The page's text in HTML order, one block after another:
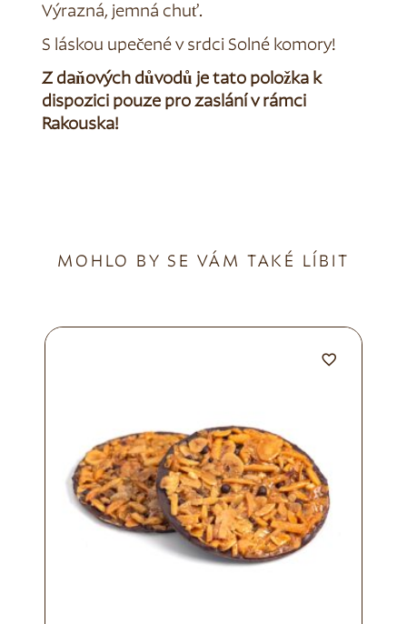
Výrazná, jemná chuť.
S láskou upečené v srdci Solné komory!
Z daňových důvodů je tato položka k
dispozici pouze pro zaslání v rámci
Rakouska!
MOHLO BY SE VÁM TAKÉ LÍBIT